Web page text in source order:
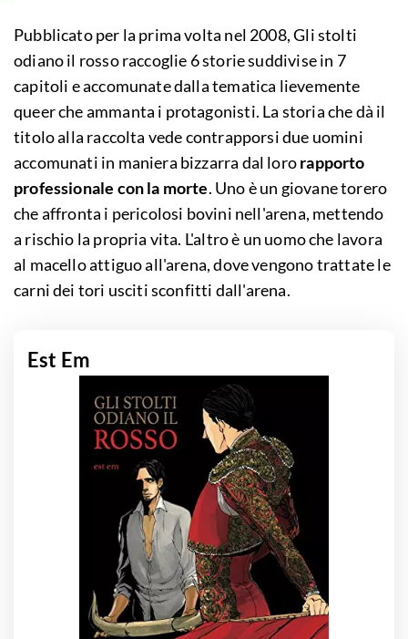
Pubblicato per la prima volta nel 2008, Gli stolti
odiano il rosso raccoglie 6 storie suddivise in 7
capitoli e accomunate dalla tematica lievemente
queer che ammanta i protagonisti. La storia che dà il
titolo alla raccolta vede contrapporsi due uomini
accomunati in maniera bizzarra dal lororapporto
professionale con la morte. Uno è un giovane torero
che affronta i pericolosi bovini nell'arena, mettendo
a rischio la propria vita. L'altro è un uomo che lavora
al macello attiguo all'arena, dove vengono trattate le
carni dei tori usciti sconfitti dall'arena.
Est Em